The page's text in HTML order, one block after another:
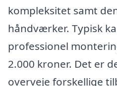
kompleksitet samt
håndværker. Typisk
professionel
2.000 kroner. Det er
overveje forskellige